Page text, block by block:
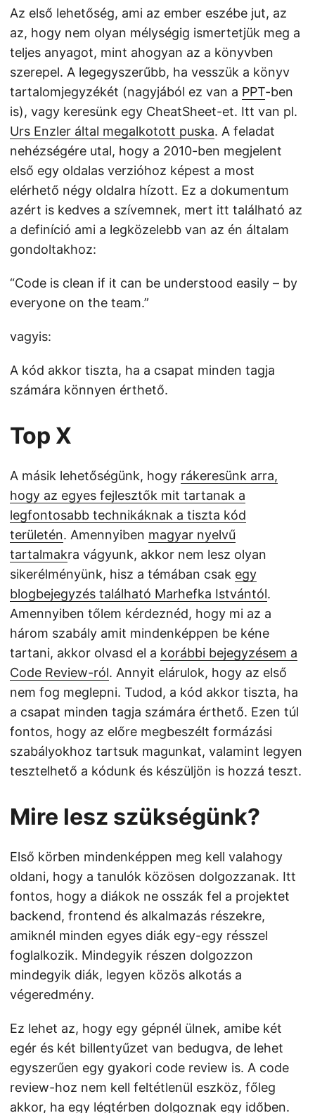
Az első lehetőség, ami az ember eszébe jut, az
az, hogy nem olyan mélységig ismertetjük meg a
teljes anyagot, mint ahogyan az a könyvben
szerepel. A legegyszerűbb, ha vesszük a könyv
tartalomjegyzékét (nagyjából ez van a PPT-ben
is), vagy keresünk egy CheatSheet-et. Itt van pl.
Urs Enzler által megalkotott puska. A feladat
nehézségére utal, hogy a 2010-ben megjelent
első egy oldalas verzióhoz képest a most
elérhető négy oldalra hízott. Ez a dokumentum
azért is kedves a szívemnek, mert itt található az
a definíció ami a legközelebb van az én általam
gondoltakhoz:
“Code is clean if it can be understood easily – by
everyone on the team.”
vagyis:
A kód akkor tiszta, ha a csapat minden tagja
számára könnyen érthető.
Top X
A másik lehetőségünk, hogy rákeresünk arra,
hogy az egyes fejlesztők mit tartanak a
legfontosabb technikáknak a tiszta kód
területén. Amennyiben magyar nyelvű
tartalmakra vágyunk, akkor nem lesz olyan
sikerélményünk, hisz a témában csak egy
blogbejegyzés található Marhefka Istvántól.
Amennyiben tőlem kérdeznéd, hogy mi az a
három szabály amit mindenképpen be kéne
tartani, akkor olvasd el a korábbi bejegyzésem a
Code Review-ról. Annyit elárulok, hogy az első
nem fog meglepni. Tudod, a kód akkor tiszta, ha
a csapat minden tagja számára érthető. Ezen túl
fontos, hogy az előre megbeszélt formázási
szabályokhoz tartsuk magunkat, valamint legyen
tesztelhető a kódunk és készüljön is hozzá teszt.
Mire lesz szükségünk?
Első körben mindenképpen meg kell valahogy
oldani, hogy a tanulók közösen dolgozzanak. Itt
fontos, hogy a diákok ne osszák fel a projektet
backend, frontend és alkalmazás részekre,
amiknél minden egyes diák egy-egy résszel
foglalkozik. Mindegyik részen dolgozzon
mindegyik diák, legyen közös alkotás a
végeredmény.
Ez lehet az, hogy egy gépnél ülnek, amibe két
egér és két billentyűzet van bedugva, de lehet
egyszerűen egy gyakori code review is. A code
review-hoz nem kell feltétlenül eszköz, főleg
akkor, ha egy légtérben dolgoznak egy időben.